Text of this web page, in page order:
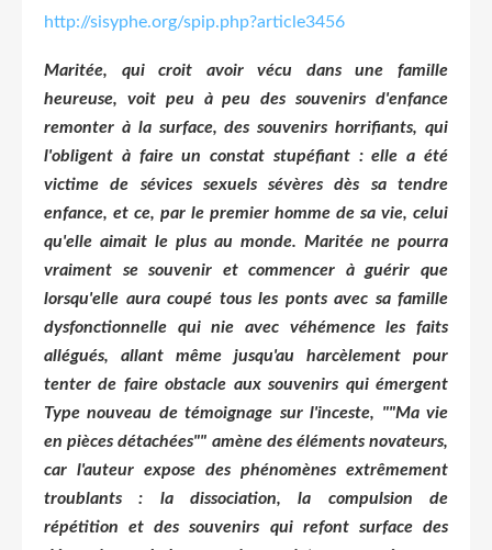
http://sisyphe.org/spip.php?article3456
Maritée, qui croit avoir vécu dans une famille
heureuse, voit peu à peu des souvenirs d'enfance
remonter à la surface, des souvenirs horrifiants, qui
l'obligent à faire un constat stupéfiant : elle a été
victime de sévices sexuels sévères dès sa tendre
enfance, et ce, par le premier homme de sa vie, celui
qu'elle aimait le plus au monde. Maritée ne pourra
vraiment se souvenir et commencer à guérir que
lorsqu'elle aura coupé tous les ponts avec sa famille
dysfonctionnelle qui nie avec véhémence les faits
allégués, allant même jusqu'au harcèlement pour
tenter de faire obstacle aux souvenirs qui émergent
Type nouveau de témoignage sur l'inceste, ""Ma vie
en pièces détachées"" amène des éléments novateurs,
car l'auteur expose des phénomènes extrêmement
troublants : la dissociation, la compulsion de
répétition et des souvenirs qui refont surface des